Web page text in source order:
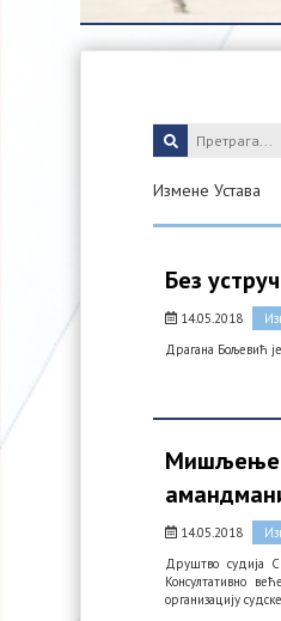
Измене Устава
Без
14.05.2018
Драгана Бољевић
Мишљење
14.05.2018
Друштво судија
Консултативно
организацију